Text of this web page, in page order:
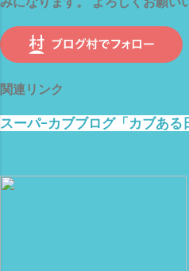
関連リンク
スーパ−カブブログ「カブある